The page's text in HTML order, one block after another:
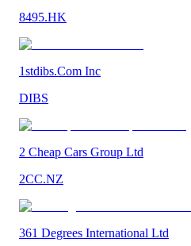
8495.HK
1stdibs.Com Inc
DIBS
2 Cheap Cars Group Ltd
2CC.NZ
361 Degrees International Ltd